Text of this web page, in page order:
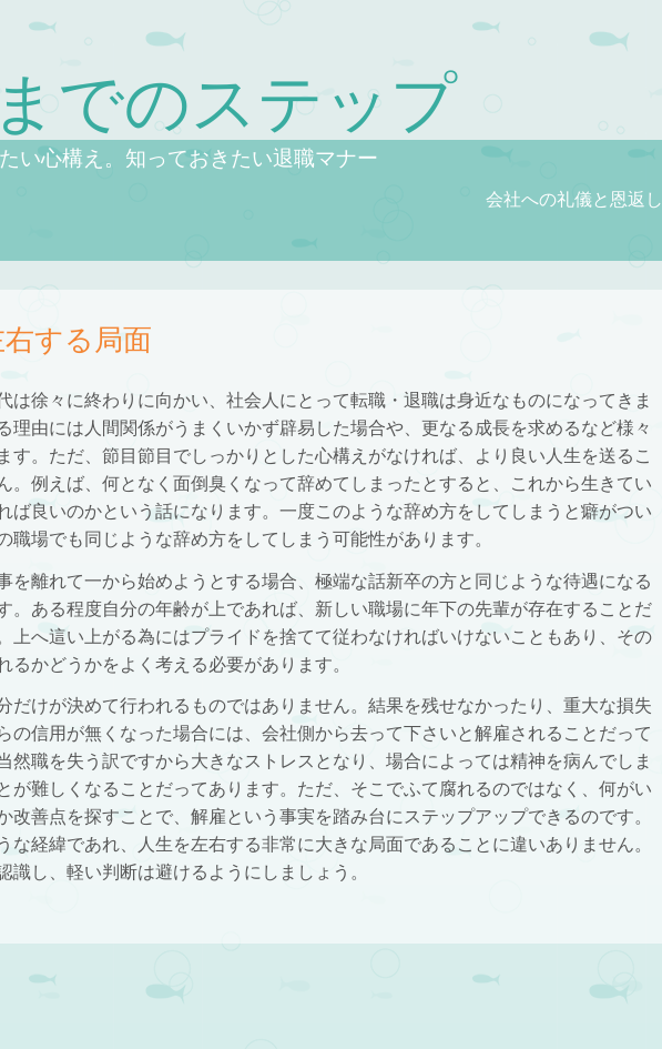
でのステップ
い心構え。知っておきたい退職マナー
会社への礼儀と恩返し
する局面
は徐々に終わりに向かい、社会人にとって転職・退職は身近なものになってきま
理由には人間関係がうまくいかず辟易した場合や、更なる成長を求めるなど様々
す。ただ、節目節目でしっかりとした心構えがなければ、より良い人生を送るこ
。例えば、何となく面倒臭くなって辞めてしまったとすると、これから生きてい
ば良いのかという話になります。一度このような辞め方をしてしまうと癖がつい
職場でも同じような辞め方をしてしまう可能性があります。
を離れて一から始めようとする場合、極端な話新卒の方と同じような待遇になる
。ある程度自分の年齢が上であれば、新しい職場に年下の先輩が存在することだ
上へ這い上がる為にはプライドを捨てて従わなければいけないこともあり、その
るかどうかをよく考える必要があります。
だけが決めて行われるものではありません。結果を残せなかったり、重大な損失
の信用が無くなった場合には、会社側から去って下さいと解雇されることだって
然職を失う訳ですから大きなストレスとなり、場合によっては精神を病んでしま
が難しくなることだってあります。ただ、そこでふて腐れるのではなく、何がい
改善点を探すことで、解雇という事実を踏み台にステップアップできるのです。
な経緯であれ、人生を左右する非常に大きな局面であることに違いありません。
識し、軽い判断は避けるようにしましょう。